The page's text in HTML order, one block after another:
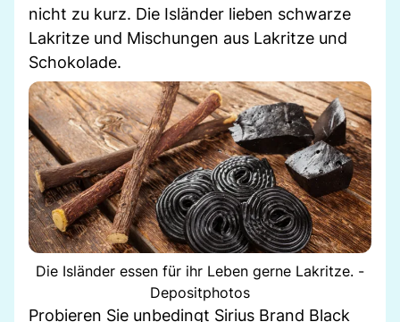
nicht zu kurz. Die Isländer lieben schwarze
Lakritze und Mischungen aus Lakritze und
Schokolade.
Die Isländer essen für ihr Leben gerne Lakritze. -
Depositphotos
Probieren Sie unbedingt Sirius Brand Black